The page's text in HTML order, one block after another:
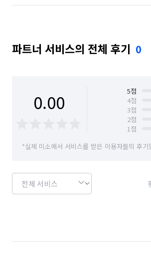
파트너 서비스의 전체 후기 0
0.00 5점
4점
3점
2점
1점
*실제 미소에서 서비스를 받은 이용자들의 후기